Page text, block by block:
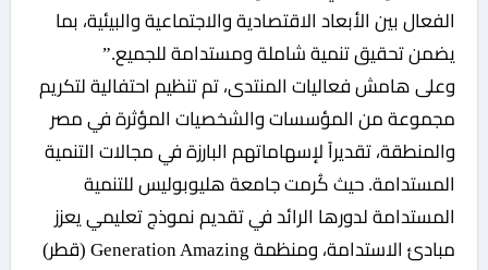
الفعال بين الأبعاد الاقتصادية والاجتماعية والبيئية، بما
يضمن تحقيق تنمية شاملة ومستدامة للجميع.”
وعلى هامش فعاليات المنتدى، تم تنظيم احتفالية لتكريم
مجموعة من المؤسسات والشخصيات المؤثرة في مصر
والمنطقة، تقديراً لإسهاماتهم البارزة في مجالات التنمية
المستدامة. حيث كُرمت جامعة هليوبوليس للتنمية
المستدامة لدورها الرائد في تقديم نموذج تعليمي يعزز
مبادئ الاستدامة، ومنظمة Generation Amazing (قطر)